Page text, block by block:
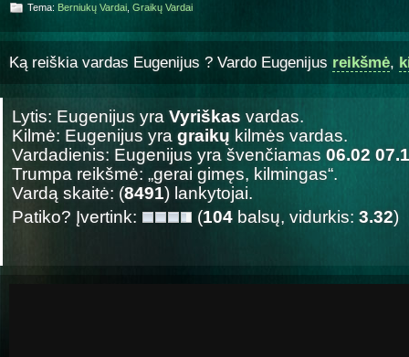
Tema: Berniukų Vardai Graikų Vardai
Ką reiškia vardas Eugenijus ? Vardo Eugenijus reikšmė,
Lytis: Eugenijus yra Vyriškas vardas.
Kilmė: Eugenijus yra graikų kilmės vardas.
Vardadienis: Eugenijus yra švenčiamas 06.02
Trumpa reikšmė: „gerai gimęs, kilmingas“.
Vardą skaitė: (8491) lankytojai.
Patiko? Įvertink:
(104 balsų, vidurkis: 3.32)